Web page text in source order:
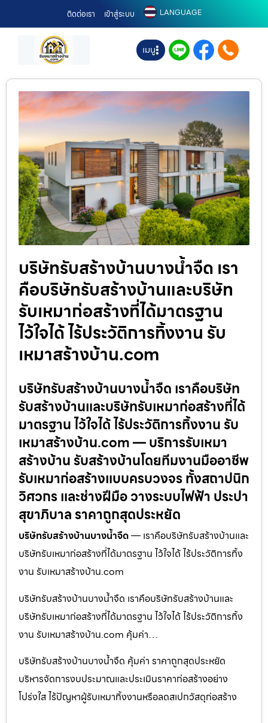
ติดต่อเรา เข้าสู่ระบบ LANGUAGE
เมนู
บริษัทรับสร้างบ้านบางน้ำจืด เรา
คือบริษัทรับสร้างบ้านและบริษัท
รับเหมาก่อสร้างที่ได้มาตรฐาน
ไว้ใจได้ ไร้ประวัติการทิ้งงาน รับ
เหมาสร้างบ้าน.com
บริษัทรับสร้างบ้านบางน้ำจืด เราคือบริษัท
รับสร้างบ้านและบริษัทรับเหมาก่อสร้างที่ได้
มาตรฐาน ไว้ใจได้ ไร้ประวัติการทิ้งงาน รับ
เหมาสร้างบ้าน.com — บริการรับเหมา
สร้างบ้าน รับสร้างบ้านโดยทีมงานมืออาชีพ
รับเหมาก่อสร้างแบบครบวงจร ทั้งสถาปนิก
วิศวกร และช่างฝีมือ วางระบบไฟฟ้า ประปา
สุขาภิบาล ราคาถูกสุดประหยัด
บริษัทรับสร้างบ้านบางน้ำจืด— เราคือบริษัทรับสร้างบ้านและ
บริษัทรับเหมาก่อสร้างที่ได้มาตรฐาน ไว้ใจได้ ไร้ประวัติการทิ้ง
งาน รับเหมาสร้างบ้าน.com
บริษัทรับสร้างบ้านบางน้ำจืด เราคือบริษัทรับสร้างบ้านและ
บริษัทรับเหมาก่อสร้างที่ได้มาตรฐาน ไว้ใจได้ ไร้ประวัติการทิ้ง
งาน รับเหมาสร้างบ้าน.com คุ้มค่า…
บริษัทรับสร้างบ้านบางน้ำจืด คุ้มค่า ราคาถูกสุดประหยัด
บริหารจัดการงบประมาณและประเมินราคาก่อสร้างอย่าง
โปร่งใส ไร้ปัญหาผู้รับเหมาทิ้งงานหรือลดสเปกวัสดุก่อสร้าง